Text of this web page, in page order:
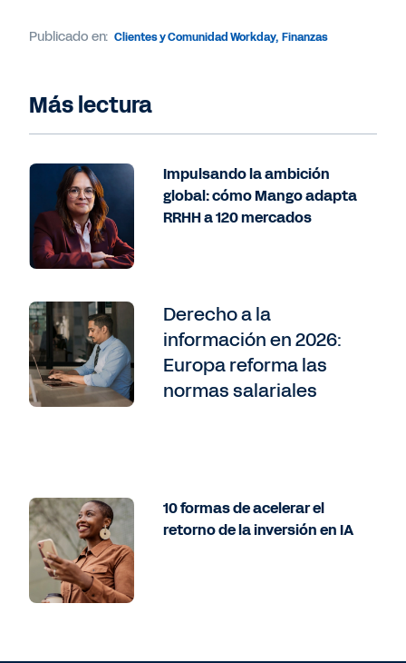
Publicado en: Clientes y Comunidad Workday, Finanzas
Más lectura
Impulsando la ambición
global: cómo Mango adapta
RRHH a 120 mercados
Derecho a la
información en 2026:
Europa reforma las
normas salariales
10 formas de acelerar el
retorno de la inversión en IA